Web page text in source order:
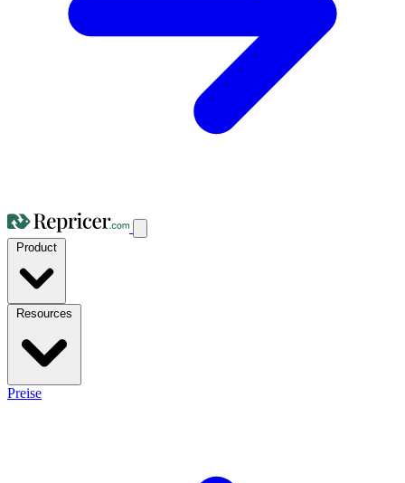
Preise